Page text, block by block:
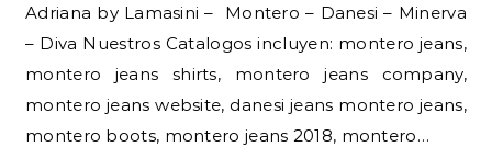
Adriana by Lamasini – Montero – Danesi – Minerva
– Diva Nuestros Catalogos incluyen: montero jeans,
montero jeans shirts, montero jeans company,
montero jeans website, danesi jeans montero jeans,
montero boots, montero jeans 2018, montero…